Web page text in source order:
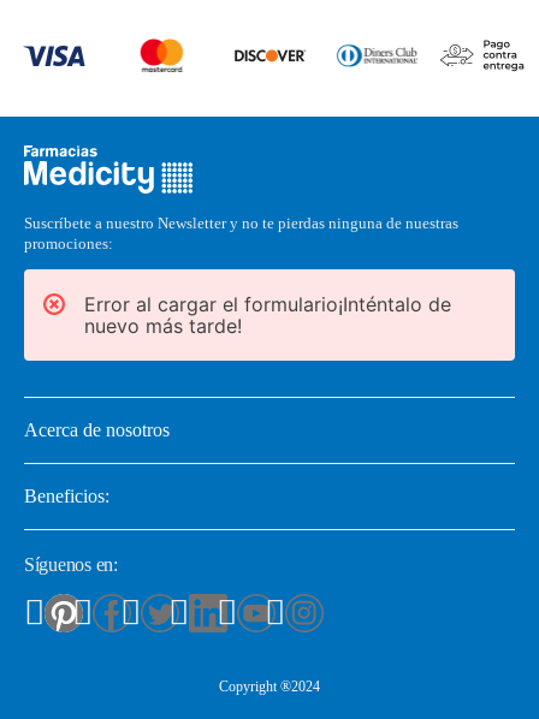
Suscríbete a nuestro Newsletter y no te pierdas ninguna de nuestras
promociones:
Error al cargar el formulario¡Inténtalo de
nuevo más tarde!
Acerca de nosotros
Beneficios:
Síguenos en:
Copyright ®2024